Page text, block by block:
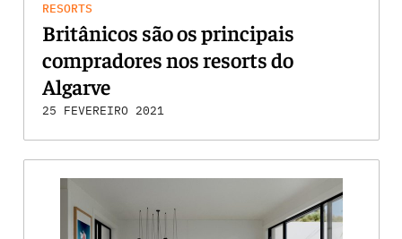
RESORTS
Britânicos são os principais
compradores nos resorts do
Algarve
25 FEVEREIRO 2021